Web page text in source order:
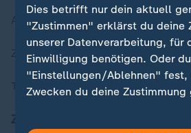
Aktuelle Sendungs-Videos
ZDFheute Stories
Themen im Überblick
Dies betrifft nur dein aktuell
"Zustimmen" erklärst du deine
unserer Datenverarbeitung, für
Einwilligung benötigen. Oder
"Einstellungen/Ablehnen" fest,
Zwecken du deine Zustimmung